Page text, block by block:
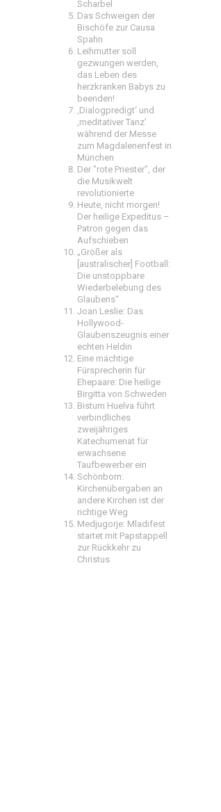
Scharbel
Das Schweigen der
Bischöfe zur Causa
Spahn
Leihmutter soll
gezwungen werden,
das Leben des
herzkranken Babys zu
beenden!
‚Dialogpredigt‘ und
‚meditativer Tanz’
während der Messe
zum Magdalenenfest in
München
Der "rote Priester", der
die Musikwelt
revolutionierte
Heute, nicht morgen!
Der heilige Expeditus –
Patron gegen das
Aufschieben
„Größer als
[australischer] Football:
Die unstoppbare
Wiederbelebung des
Glaubens“
Joan Leslie: Das
Hollywood-
Glaubenszeugnis einer
echten Heldin
Eine mächtige
Fürsprecherin für
Ehepaare: Die heilige
Birgitta von Schweden
Bistum Huelva führt
verbindliches
zweijähriges
Katechumenat für
erwachsene
Taufbewerber ein
Schönborn:
Kirchenübergaben an
andere Kirchen ist der
richtige Weg
Medjugorje: Mladifest
startet mit Papstappell
zur Rückkehr zu
Christus